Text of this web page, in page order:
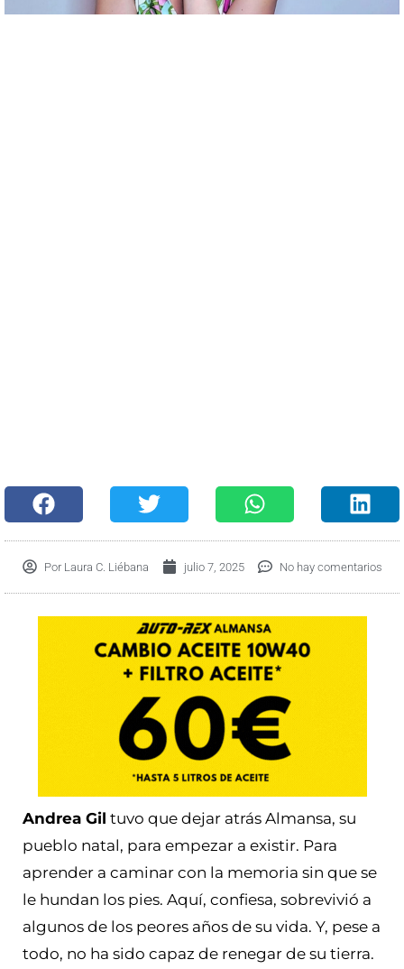
PorLaura C. Liébana julio 7, 2025 No hay comentarios
Andrea Gil tuvo que dejar atrás Almansa, su
pueblo natal, para empezar a existir. Para
aprender a caminar con la memoria sin que se
le hundan los pies. Aquí, confiesa, sobrevivió a
algunos de los peores años de su vida. Y, pese a
todo, no ha sido capaz de renegar de su tierra.